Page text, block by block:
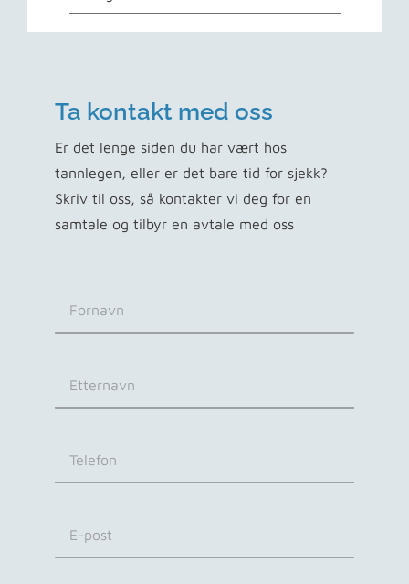
Ta kontakt med oss
Er det lenge siden du har vært hos
tannlegen, eller er det bare tid for sjekk?
Skriv til oss, så kontakter vi deg for en
samtale og tilbyr en avtale med oss